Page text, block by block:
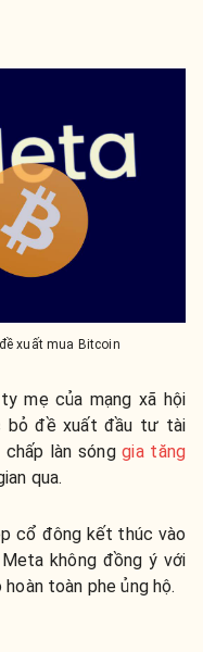
xuất mua Bitcoin
mẹ của mạng xã hội
bỏ đề xuất đầu tư tài
chấp làn sónggia tăng
qua.
cổ đông kết thúc vào
không đồng ý với
toàn phe ủng hộ.